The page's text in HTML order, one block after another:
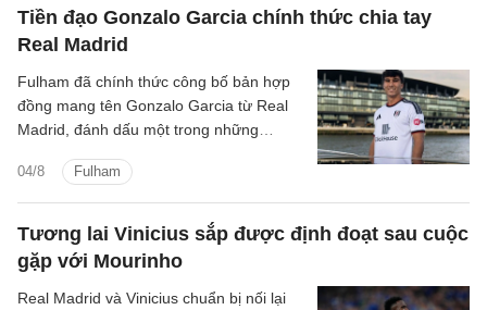
Tiền đạo Gonzalo Garcia chính thức chia tay
Real Madrid
04/8 Fulham
Fulham đã chính thức công bố bản hợp
đồng mang tên Gonzalo Garcia từ Real
Madrid, đánh dấu một trong những
thành London trước thềm mùa giải mới.
Tương lai Vinicius sắp được định đoạt sau cuộc
gặp với Mourinho
Real Madrid và Vinicius chuẩn bị nối lại